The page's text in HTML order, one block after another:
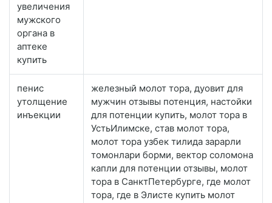
увеличения
мужского
органа в
аптеке
купить
пенис
утолщение
инъекции
железный молот тора, дуовит для
мужчин отзывы потенция, настойки
для потенции купить, молот тора в
УстьИлимске, став молот тора,
молот тора узбек тилида зарарли
томонлари борми, вектор соломона
капли для потенции отзывы, молот
тора в СанктПетербурге, где молот
тора, где в Элисте купить молот